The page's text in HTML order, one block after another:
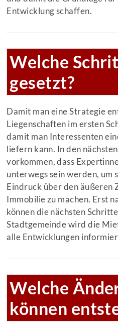
Entwicklung schaffen.
Welche
gesetzt?
Damit man eine Strategie
Liegenschaften im ersten
damit man Interessenten
liefern kann. In den
vorkommen, dass
unterwegs sein werden, um
Eindruck über den äußeren
Immobilie zu machen. Erst
können die nächsten
Stadtgemeinde wird die
alle Entwicklungen
Welche
können